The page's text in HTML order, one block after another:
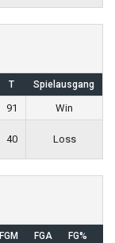
T Spielausgang
91
Win
40 Loss
FGM FGA FG%